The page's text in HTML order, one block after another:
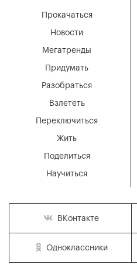
Мегатренды
Придумать
Разобраться
Взлететь
Новости
Переключиться
Жить
Поделиться
Научиться
Прокачаться
ВКонтакте
Одноклассники